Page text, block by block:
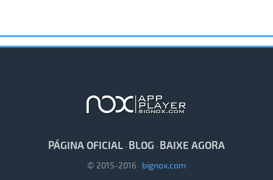
PÁGINA OFICIAL · BLOG · BAIXE AGORA
© 2015-2016 bignox.com